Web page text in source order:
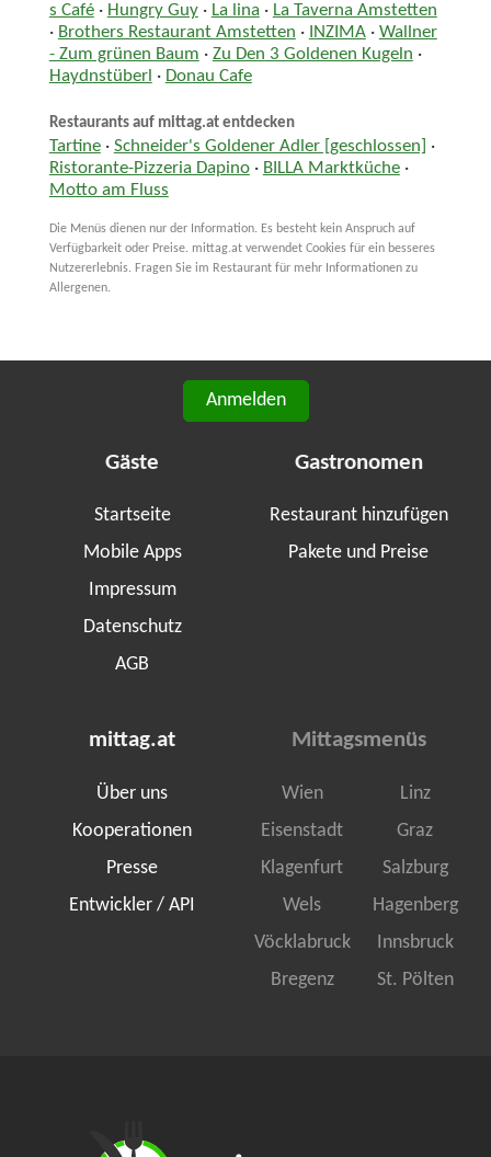
s Café· Hungry Guy· La lina · La Taverna Amstetten
· Brothers Restaurant Amstetten · INZIMA· Wallner
- Zum grünen Baum · Zu Den 3 Goldenen Kugeln ·
Haydnstüberl · Donau Cafe
Restaurants auf mittag.at entdecken
Tartine· Schneider's Goldener Adler [geschlossen]
·
Ristorante-Pizzeria Dapino· BILLA Marktküche·
Motto am Fluss
Die Menüs dienen nur der Information. Es besteht kein Anspruch auf
Verfügbarkeit oder Preise. mittag.at verwendet Cookies für ein besseres
Nutzererlebnis. Fragen Sie im Restaurant für mehr Informationen zu
Allergenen.
Anmelden
Gäste
Startseite
Mobile Apps
Impressum
Datenschutz
AGB
Gastronomen
Restaurant hinzufügen
Pakete und Preise
mittag.at
Über uns
Kooperationen
Presse
Entwickler / API
Mittagsmenüs
Wien
Linz
Eisenstadt
Graz
Klagenfurt
Salzburg
Wels
Hagenberg
Vöcklabruck
Innsbruck
Bregenz
St. Pölten